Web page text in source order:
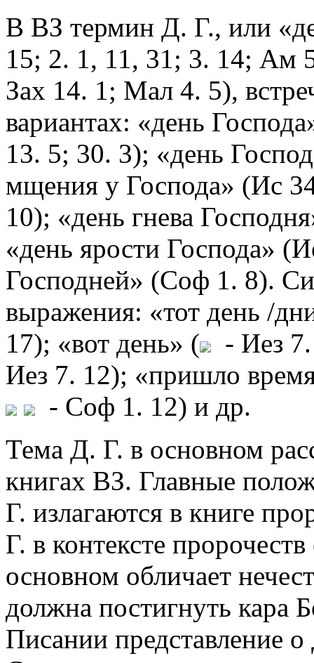
В ВЗ термин Д. Г., или
15; 2. 1, 11, 31; 3. 14; Ам
Зах 14. 1; Мал 4. 5),
вариантах: «день
13. 5; 30. 3); «день
мщения у Господа» (Ис
10); «день гнева
«день ярости Господа»
Господней» (Соф 1. 8).
выражения: «тот день /
17); «вот день» (
- Иез
Иез 7. 12); «пришло
- Соф 1. 12) и др.
Тема Д. Г. в основном
книгах ВЗ. Главные
Г. излагаются в книге
Г. в контексте
основном обличает
должна постигнуть кара
Писании представление